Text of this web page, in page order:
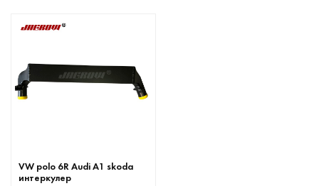
VW polo 6R Audi A1 skoda
интеркулер